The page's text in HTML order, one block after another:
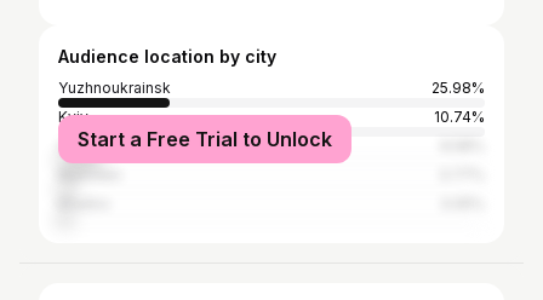
Audience location by city
Yuzhnoukrainsk
25.98%
Kyiv
10.74%
Odesa
Start a Free Trial to Unlock